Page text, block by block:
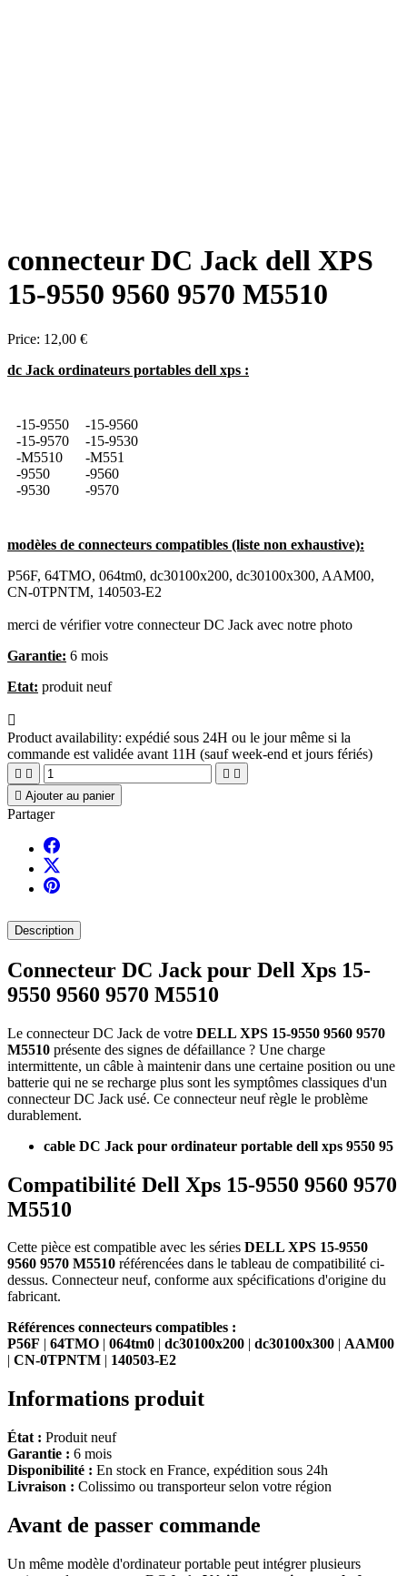
connecteur DC Jack dell XPS
15-9550 9560 9570 M5510
Price: 12,00 €
dc Jack ordinateurs portables dell xps :
-15-9550
-15-9570
-M5510
-9550
-9530
-15-9560
-15-9530
-M551
-9560
-9570
modèles de connecteurs compatibles (liste non exhaustive):
P56F, 64TMO, 064tm0, dc30100x200, dc30100x300, AAM00,
CN-0TPNTM, 140503-E2
merci de vérifier votre connecteur DC Jack avec notre photo
Garantie: 6 mois
Etat: produit neuf

Product availability: expédié sous 24H ou le jour même si la
commande est validée avant 11H (sauf week-end et jours fériés)
   
 Ajouter au panier
Partager
Description
Connecteur DC Jack pour Dell Xps 15-
9550 9560 9570 M5510
Le connecteur DC Jack de votre DELL XPS 15-9550 9560 9570
M5510 présente des signes de défaillance ? Une charge
intermittente, un câble à maintenir dans une certaine position ou une
batterie qui ne se recharge plus sont les symptômes classiques d'un
connecteur DC Jack usé. Ce connecteur neuf règle le problème
durablement.
cable DC Jack pour ordinateur portable dell xps 9550 95
Compatibilité Dell Xps 15-9550 9560 9570
M5510
Cette pièce est compatible avec les séries DELL XPS 15-9550
9560 9570 M5510 référencées dans le tableau de compatibilité ci-
dessus. Connecteur neuf, conforme aux spécifications d'origine du
fabricant.
Références connecteurs compatibles :
P56F | 64TMO | 064tm0 | dc30100x200 | dc30100x300 | AAM00
| CN-0TPNTM | 140503-E2
Informations produit
État : Produit neuf
Garantie : 6 mois
Disponibilité : En stock en France, expédition sous 24h
Livraison : Colissimo ou transporteur selon votre région
Avant de passer commande
Un même modèle d'ordinateur portable peut intégrer plusieurs